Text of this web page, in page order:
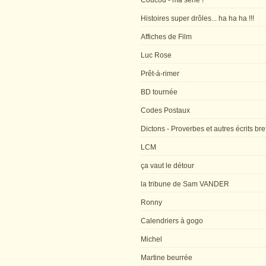
Histoires super drôles... ha ha ha !!!
Affiches de Film
Luc Rose
Prêt-à-rimer
BD tournée
Codes Postaux
Dictons - Proverbes et autres écrits
LCM
ça vaut le détour
la tribune de Sam VANDER
Ronny
Calendriers à gogo
Michel
Martine beurrée